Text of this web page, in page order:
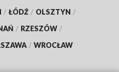
/ ŁÓDŹ / OLSZTYN /
/ RZESZÓW /
/ WROCŁAW